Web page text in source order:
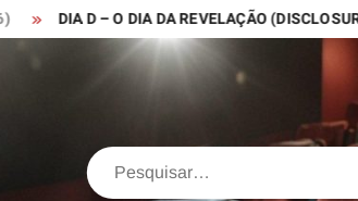
DIA D – O DIA DA REVELAÇÃO (DISCLOSURE DAY
Search